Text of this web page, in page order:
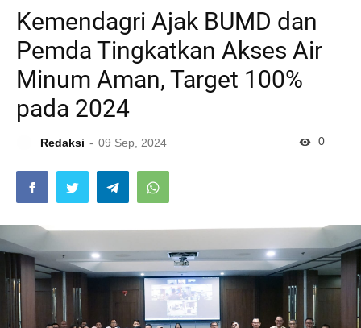
Kemendagri Ajak BUMD dan
Pemda Tingkatkan Akses Air
Minum Aman, Target 100%
pada 2024
Redaksi 09 Sep, 2024 0